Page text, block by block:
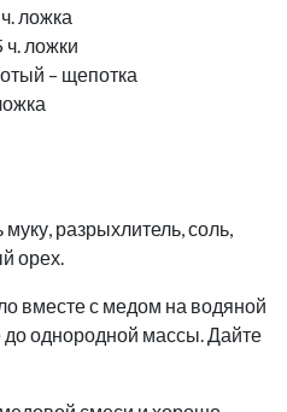
ложка
ч. ложки
– щепотка
разрыхлитель, соль,
орех.
вместе с медом на водяной
однородной массы. Дайте